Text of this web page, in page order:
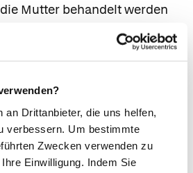
an Drittanbieter, die uns helfen,
verbessern. Um bestimmte
Zwecken verwenden zu
Einwilligung. Indem Sie
Mutter behandelt werden
für das
ist, als wenn die Mutter
Mutter und Kind abwägen.
notwendig sind, z. B.
fieberfreie Erkältungen,
Auch bei